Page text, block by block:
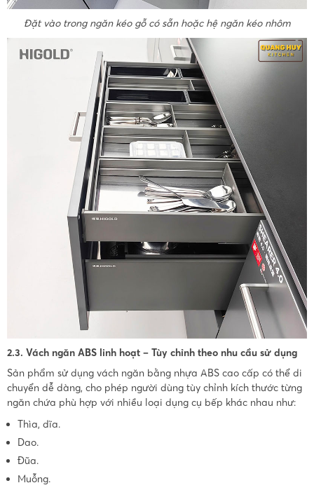
Đặt vào trong ngăn kéo gỗ có sẵn hoặc hệ ngăn kéo nhôm
2.3. Vách ngăn ABS linh hoạt – Tùy chỉnh theo nhu cầu sử dụng
Sản phẩm sử dụng vách ngăn bằng nhựa ABS cao cấp có thể di
chuyển dễ dàng, cho phép người dùng tùy chỉnh kích thước từng
ngăn chứa phù hợp với nhiều loại dụng cụ bếp khác nhau như:
Thìa, dĩa.
Dao.
Đũa.
Muỗng.